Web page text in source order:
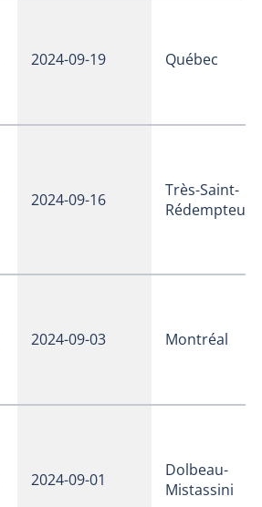
2024-09-19 Québec
2024-09-16
Très-Saint-
Rédempteur
2024-09-03 Montréal
2024-09-01
Dolbeau-
Mistassini